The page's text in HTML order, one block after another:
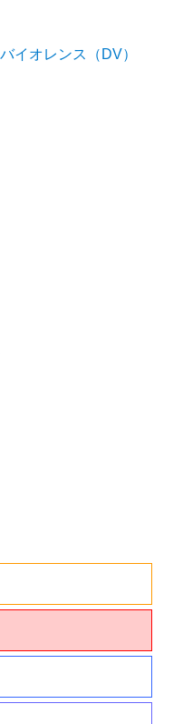
イオレンス（DV）